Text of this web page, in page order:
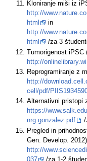
Kloniranje miši iz
http://
html
in
http://
html
/za 3
Tumorigenost iPSC
http://
Reprogramiranje z
http://
cell/pdf/
Alternativni pristopi
https://
nrg.gonzalez.pdf
/
Pregled in
Gen. Develop.
http://
037
/za 1-2